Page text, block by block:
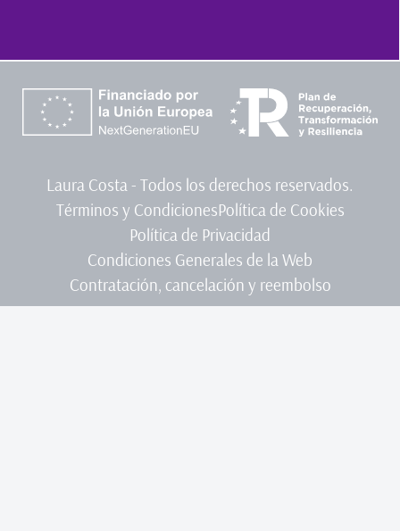
Laura Costa - Todos los derechos reservados.
Términos y CondicionesPolítica de Cookies
Política de Privacidad
Condiciones Generales de la Web
Contratación, cancelación y reembolso